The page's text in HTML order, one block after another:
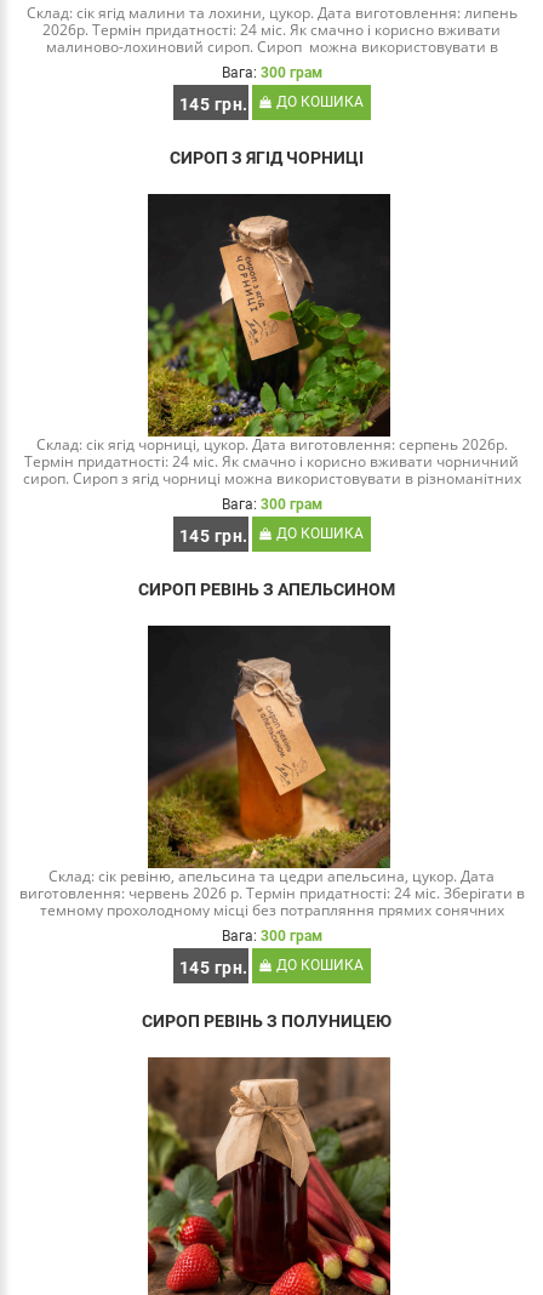
Склад: сік ягід малини та лохини, цукор. Дата виготовлення: липень
2026р. Термін придатності: 24 міс. Як смачно і корисно вживати
малиново-лохиновий сироп. Сироп можна використовувати в
різноманітних куліна..
Вага: 300 грам
145 грн. ДО КОШИКА
СИРОП З ЯГІД ЧОРНИЦІ
Склад: сік ягід чорниці, цукор. Дата виготовлення: серпень 2026р.
Термін придатності: 24 міс. Як смачно і корисно вживати чорничний
сироп. Сироп з ягід чорниці можна використовувати в різноманітних
кулінарних екс..
Вага: 300 грам
145 грн. ДО КОШИКА
СИРОП РЕВІНЬ З АПЕЛЬСИНОМ
Склад: сік ревіню, апельсина та цедри апельсина, цукор. Дата
виготовлення: червень 2026 р. Термін придатності: 24 міс. Зберігати в
темному прохолодному місці без потрапляння прямих сонячних
променів. Після відкритт..
Вага: 300 грам
145 грн. ДО КОШИКА
СИРОП РЕВІНЬ З ПОЛУНИЦЕЮ